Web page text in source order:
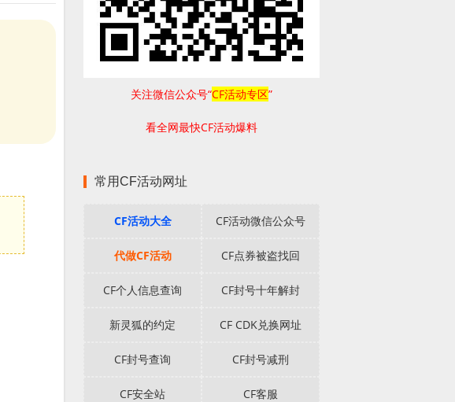
关注微信公众号“CF活动专区”
看全网最快CF活动爆料
常用CF活动网址
CF活动大全 CF活动微信公众号
代做CF活动 CF点券被盗找回
CF个人信息查询 CF封号十年解封
新灵狐的约定 CF CDK兑换网址
CF封号查询 CF封号减刑
CF安全站 CF客服